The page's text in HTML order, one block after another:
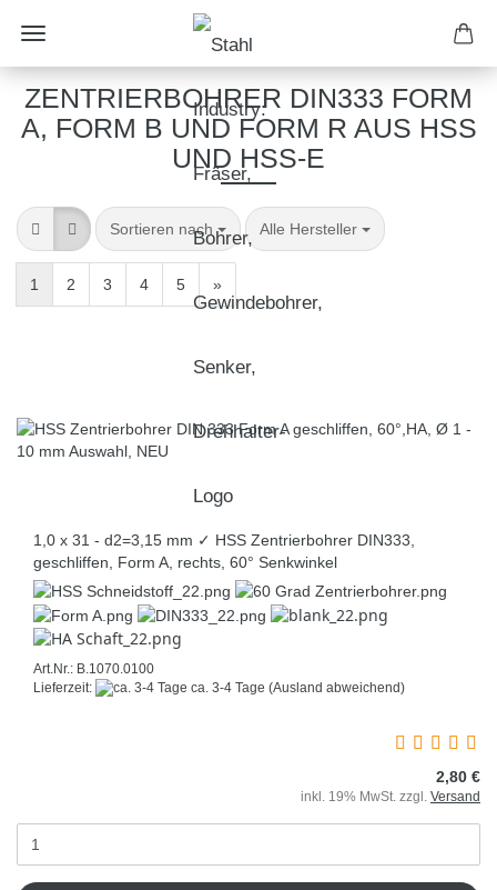
ZENTRIERBOHRER DIN333 FORM
A, FORM B UND FORM R AUS HSS
UND HSS-E
Sortieren nach Alle Hersteller
1 2 3 4 5 »
1,0 x 31 - d2=3,15 mm ✓ HSS Zentrierbohrer DIN333,
geschliffen, Form A, rechts, 60° Senkwinkel
Art.Nr.: B.1070.0100
Lieferzeit:
ca. 3-4 Tage (Ausland abweichend)
2,80 €
inkl. 19% MwSt. zzgl. Versand